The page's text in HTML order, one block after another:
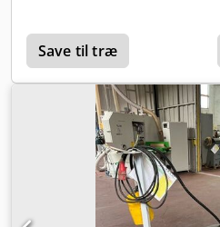
Save til træ